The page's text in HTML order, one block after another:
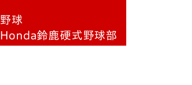
野球
Honda鈴鹿硬式野球部